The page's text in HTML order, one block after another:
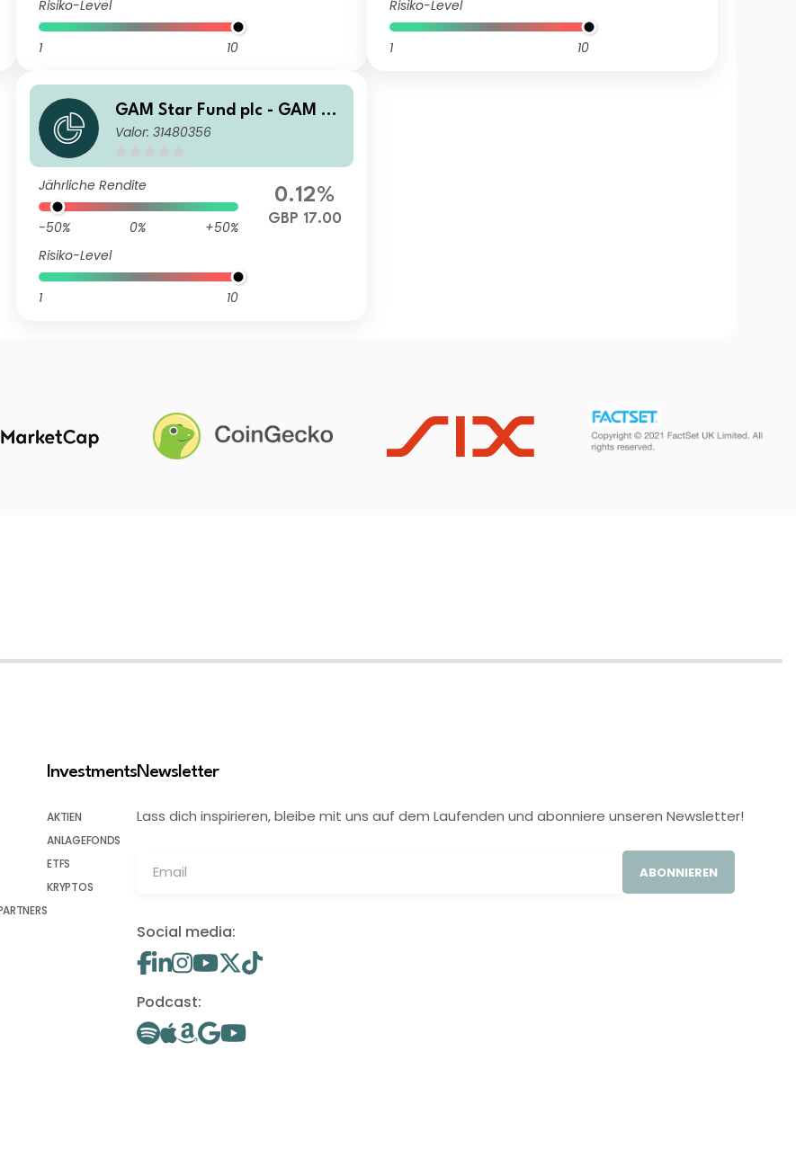
Risiko-Level
1 10
Risiko-Level
1 10
GAM Star Fund plc - GAM St
ar Global Cautious U Hedge
Valor: 31480356
Jährliche Rendite
-50% 0%
+50%
Risiko-Level
1 10
0.12%
GBP 17.00
Investments
AKTIEN
ANLAGEFONDS
ETFS
KRYPTOS
Newsletter
Lass dich inspirieren, bleibe mit uns auf dem Laufenden und abonniere unseren Newsletter!
ABONNIEREN
Social media:
Podcast: